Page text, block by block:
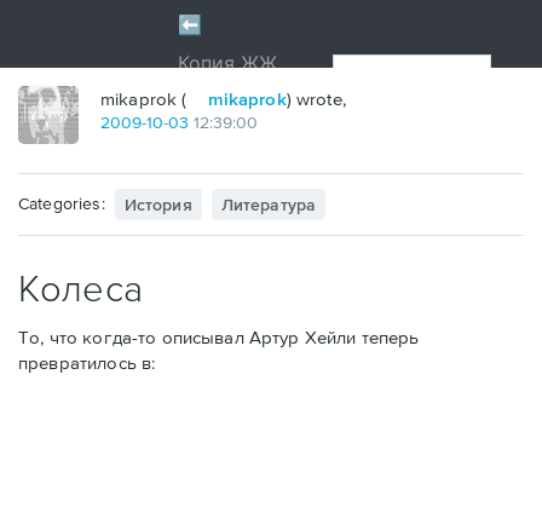
mikaprok ( mikaprok) wrote,
2009-10-03 12:39:00
Categories: История Литература
Колеса
То, что когда-то описывал Артур Хейли теперь
превратилось в: